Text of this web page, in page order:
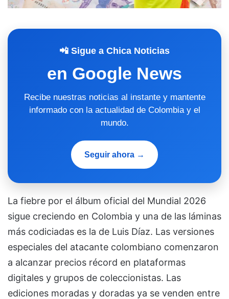
📲 Sigue a Chica Noticias
en Google News
Recibe nuestras noticias al instante y mantente
informado con la actualidad de Colombia y el
mundo.
Seguir ahora →
La fiebre por el álbum oficial del Mundial 2026
sigue creciendo en Colombia y una de las láminas
más codiciadas es la de Luis Díaz. Las versiones
especiales del atacante colombiano comenzaron
a alcanzar precios récord en plataformas
digitales y grupos de coleccionistas. Las
ediciones moradas y doradas ya se venden entre